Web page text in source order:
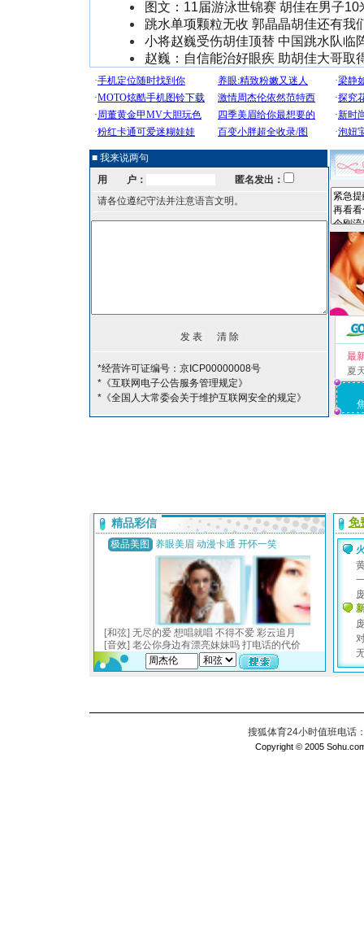
图文：11届游泳世锦赛 胡佳在男子10
跳水单项颗粒无收 郭晶晶胡佳还有我
小将赵巍受伤胡佳顶替 中国跳水队临
赵巍：自信能治好眼疾 助胡佳大哥取
■ 我来说两句
用 户：
匿名发出：
请各位遵纪守法并注意语言文明。
*经营许可证编号：京ICP00000008号
*《互联网电子公告服务管理规定》
*《全国人大常委会关于维护互联网安全的规定》
最
夏
搜狐体育24小时值班电话
Copyright © 2005